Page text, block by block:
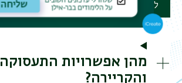
להרשמה לשנה"ל תשפ"ו
מהן אפשרויות התעסוקה
והקריירה?